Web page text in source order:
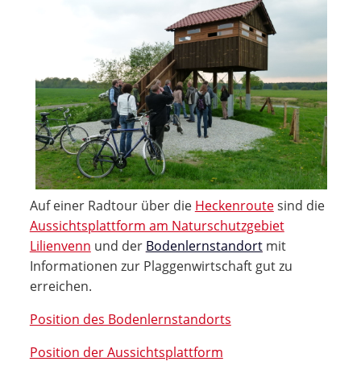
Auf einer Radtour über die Heckenroutesind die
Aussichtsplattform am Naturschutzgebiet
Lilienvenn und der Bodenlernstandortmit
Informationen zur Plaggenwirtschaft gut zu
erreichen.
Position des Bodenlernstandorts
Position der Aussichtsplattform